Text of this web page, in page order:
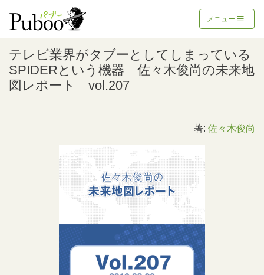
メニュー
テレビ業界がタブーとしてしまっている
SPIDERという機器 佐々木俊尚の未来地
図レポート vol.207
著: 佐々木俊尚